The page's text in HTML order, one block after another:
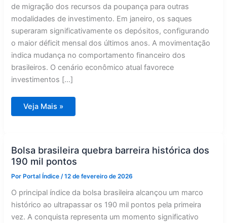
de migração dos recursos da poupança para outras
modalidades de investimento. Em janeiro, os saques
superaram significativamente os depósitos, configurando
o maior déficit mensal dos últimos anos. A movimentação
indica mudança no comportamento financeiro dos
brasileiros. O cenário econômico atual favorece
investimentos […]
Brasileiros
sacam
poupança
em
janeiro
Veja Mais »
Bolsa brasileira quebra barreira histórica dos
190 mil pontos
PorPortal Índice /12 de fevereiro de 2026
O principal índice da bolsa brasileira alcançou um marco
histórico ao ultrapassar os 190 mil pontos pela primeira
vez. A conquista representa um momento significativo